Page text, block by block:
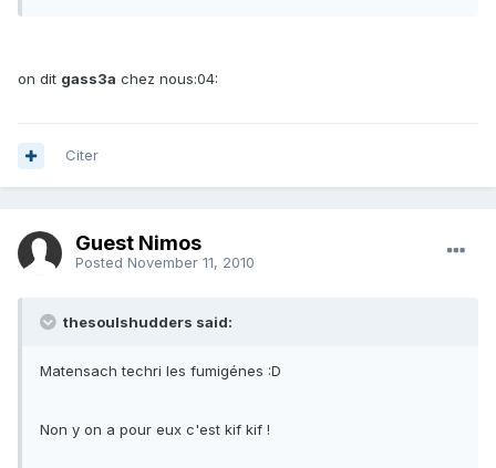
on dit gass3a chez nous:04:
Citer
Guest Nimos
Posted November 11, 2010
thesoulshudders said:
Matensach techri les fumigénes :D
Non y on a pour eux c'est kif kif !